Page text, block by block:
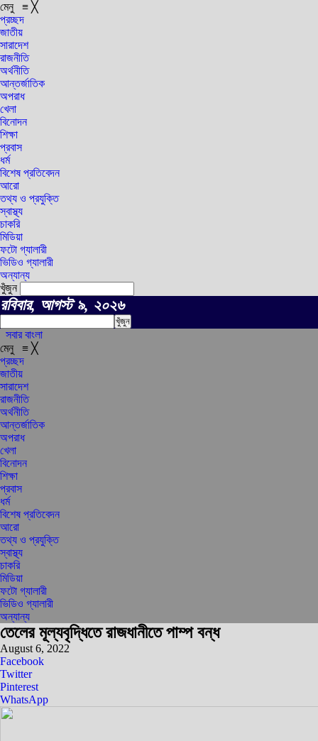
মেনু ≡ ╳
প্রচ্ছদ
জাতীয়
সারাদেশ
রাজনীতি
অর্থনীতি
আন্তর্জাতিক
অপরাধ
খেলা
বিনোদন
শিক্ষা
প্রবাস
ধর্ম
বিশেষ প্রতিবেদন
আরো
তথ্য ও প্রযুক্তি
স্বাস্থ্য
চাকরি
মিডিয়া
ফটো গ্যালারী
ভিডিও গ্যালারী
অন্যান্য
খুঁজুন
রবিবার, আগস্ট ৯, ২০২৬
সবার বাংলা
মেনু ≡ ╳
প্রচ্ছদ
জাতীয়
সারাদেশ
রাজনীতি
অর্থনীতি
আন্তর্জাতিক
অপরাধ
খেলা
বিনোদন
শিক্ষা
প্রবাস
ধর্ম
বিশেষ প্রতিবেদন
আরো
তথ্য ও প্রযুক্তি
স্বাস্থ্য
চাকরি
মিডিয়া
ফটো গ্যালারী
ভিডিও গ্যালারী
অন্যান্য
তেলের মূল্যবৃদ্ধিতে রাজধানীতে পাম্প বন্ধ
August 6, 2022
Facebook
Twitter
Pinterest
WhatsApp